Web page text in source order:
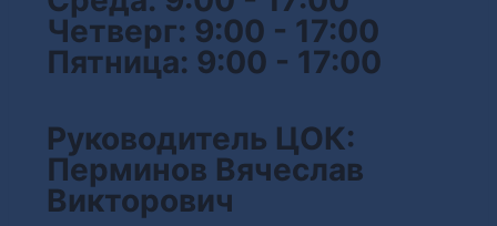
Четверг: 9:00 - 17:00
Пятница: 9:00 - 17:00
Руководитель ЦОК:
Перминов Вячеслав
Викторович